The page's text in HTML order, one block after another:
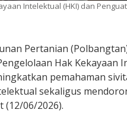
Intelektual (HKI) dan
Pertanian
Hak Kekayaan
pemahaman
sekaligus
(12/06/2026).